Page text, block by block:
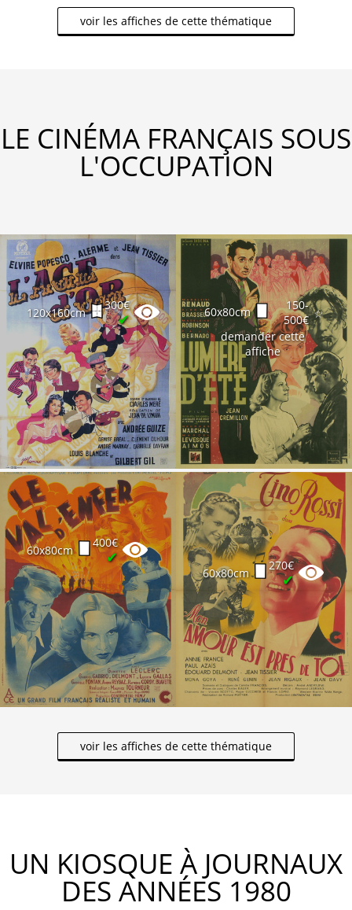
voir les affiches de cette thématique
LE CINÉMA FRANÇAIS SOUS
L'OCCUPATION
120x160cm
300€
✔ 60x80cm
150-
500€ ☆
demander cette
affiche
60x80cm
400€
✔
60x80cm
270€
✔
voir les affiches de cette thématique
UN KIOSQUE À JOURNAUX
DES ANNÉES 1980